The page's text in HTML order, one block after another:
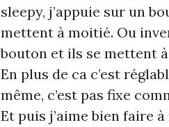
sleepy, j’appuie sur un
mettent à moitié. Ou
bouton et ils se mettent
En plus de ca c’est
même, c’est pas fixe
Et puis j’aime bien faire